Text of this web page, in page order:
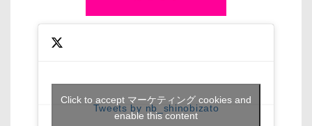
Tweets by nb_shinobizato
Click to accept マーケティング cookies and
enable this content